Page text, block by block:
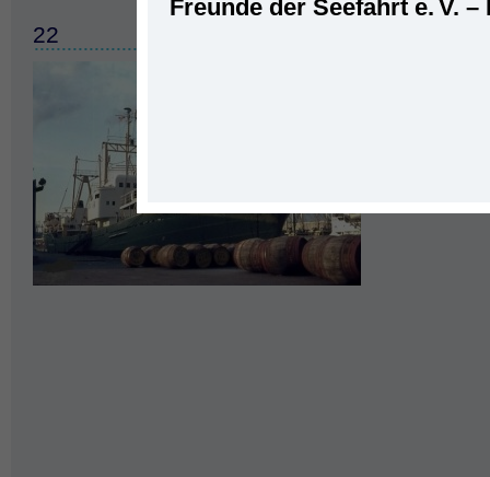
Startseite» Seefahrt»
22
Freunde der Seefahrt e. V. –